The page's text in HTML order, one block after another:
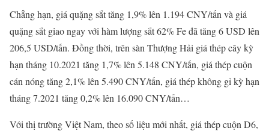
Chẳng hạn, giá quặng sắt tăng 1,9% lên 1.194 CNY/tấn và giá
quặng sắt giao ngay với hàm lượng sắt 62% Fe đã tăng 6 USD lên
206,5 USD/tấn. Đồng thời, trên sàn Thượng Hải giá thép cây kỳ
hạn tháng 10.2021 tăng 1,7% lên 5.148 CNY/tấn, giá thép cuộn
cán nóng tăng 2,1% lên 5.490 CNY/tấn, giá thép không gỉ kỳ hạn
tháng 7.2021 tăng 0,2% lên 16.090 CNY/tấn…
Với thị trường Việt Nam, theo số liệu mới nhất, giá thép cuộn D6,